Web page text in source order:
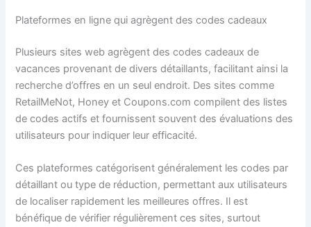
Plateformes en ligne qui agrègent des codes cadeaux
Plusieurs sites web agrègent des codes cadeaux de
vacances provenant de divers détaillants, facilitant ainsi la
recherche d’offres en un seul endroit. Des sites comme
RetailMeNot, Honey et Coupons.com compilent des listes
de codes actifs et fournissent souvent des évaluations des
utilisateurs pour indiquer leur efficacité.
Ces plateformes catégorisent généralement les codes par
détaillant ou type de réduction, permettant aux utilisateurs
de localiser rapidement les meilleures offres. Il est
bénéfique de vérifier régulièrement ces sites, surtout